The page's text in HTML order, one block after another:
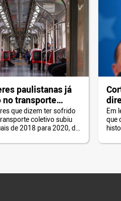
paulistanas já
transporte
que dizem ter sofrido
coletivo subiu
de 2018 para 2020, de
nesta terça-feira (4) pela
Neste […]
Em
que